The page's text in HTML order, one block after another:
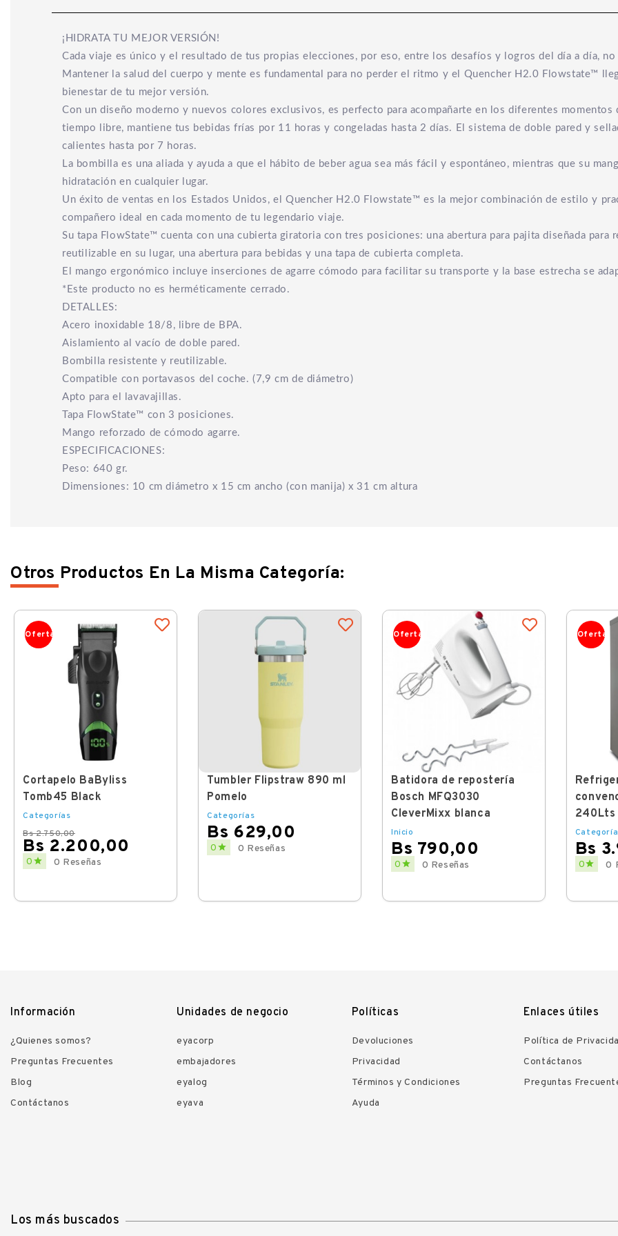
¡HIDRATA TU MEJOR VERSIÓN!
Cada viaje es único y el resultado de tus propias elecciones, por eso, entre los desafíos y logros del día a día,
Mantener la salud del cuerpo y mente es fundamental para no perder el ritmo y el Quencher H2.0 Flowstate™
bienestar de tu mejor versión.
Con un diseño moderno y nuevos colores exclusivos, es perfecto para acompañarte en los diferentes
tiempo libre, mantiene tus bebidas frías por 11 horas y congeladas hasta 2 días. El sistema de doble pared y
calientes hasta por 7 horas.
La bombilla es una aliada y ayuda a que el hábito de beber agua sea más fácil y espontáneo, mientras que su
hidratación en cualquier lugar.
Un éxito de ventas en los Estados Unidos, el Quencher H2.0 Flowstate™ es la mejor combinación de estilo y
compañero ideal en cada momento de tu legendario viaje.
Su tapa FlowState™ cuenta con una cubierta giratoria con tres posiciones: una abertura para pajita diseñada
reutilizable en su lugar, una abertura para bebidas y una tapa de cubierta completa.
El mango ergonómico incluye inserciones de agarre cómodo para facilitar su transporte y la base estrecha se
*Este producto no es herméticamente cerrado.
DETALLES:
Acero inoxidable 18/8, libre de BPA.
Aislamiento al vacío de doble pared.
Bombilla resistente y reutilizable.
Compatible con portavasos del coche. (7,9 cm de diámetro)
Apto para el lavavajillas.
Tapa FlowState™ con 3 posiciones.
Mango reforzado de cómodo agarre.
ESPECIFICACIONES:
Peso: 640 gr.
Dimensiones: 10 cm diámetro x 15 cm ancho (con manija) x 31 cm altura
Otros Productos En La Misma Categoría:
Oferta
Cortapelo BaByliss
Tomb45 Black
Categorías
Bs 2.750,00
Bs 2.200,00
Regular
price
Price
0  0 Reseñas
Tumbler Flipstraw 890 ml
Pomelo
Categorías
Bs 629,00
Price
0  0 Reseñas
Oferta
Batidora de repostería
Bosch MFQ3030
CleverMixx blanca
Inicio
Bs 790,00
Price
0  0 Reseñas
Oferta
240Lts
Bs
Price
0 0
Información
¿Quienes somos?
Preguntas Frecuentes
Blog
Contáctanos
Unidades de negocio
eyacorp
embajadores
eyalog
eyava
Políticas
Devoluciones
Privacidad
Términos y Condiciones
Ayuda
Enlaces útiles
Política de
Contáctanos
Preguntas
Los más buscados